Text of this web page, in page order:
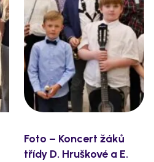
Foto – Koncert žáků
třídy D. Hruškové a E.